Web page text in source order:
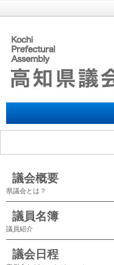
議会概要
県議会とは？
議員名簿
議員紹介
議会日程